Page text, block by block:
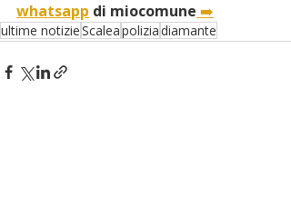
whatsapp di miocomune ➡️
ultime notizieScaleapoliziadiamante